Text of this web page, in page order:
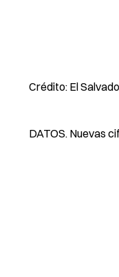
Crédito: El
DATOS. Nuevas